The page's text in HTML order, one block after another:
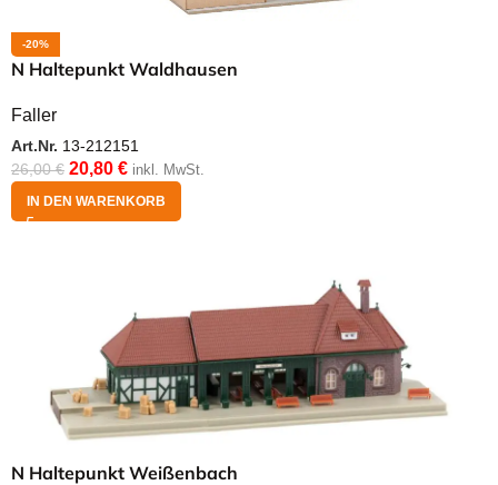
-20%
N Haltepunkt Waldhausen
Faller
Art.Nr. 13-212151
26,00€ 20,80 € inkl. MwSt.
IN DEN WARENKORB
N Haltepunkt Weißenbach